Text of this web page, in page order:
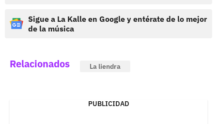
Sigue a La Kalle en Google y entérate de lo mejor
de la música
Relacionados La liendra
PUBLICIDAD